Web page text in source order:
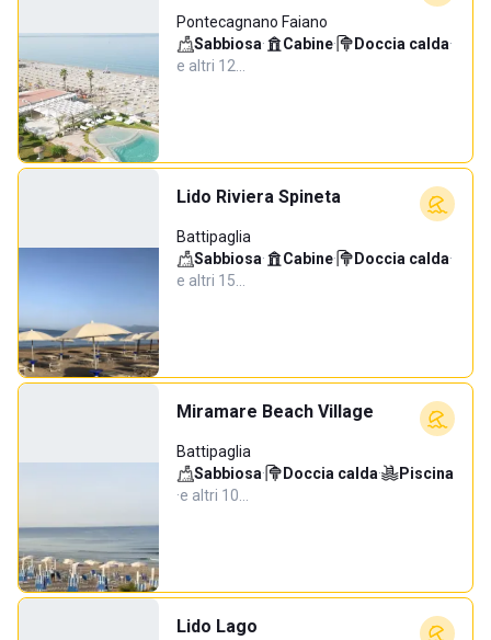
Pontecagnano Faiano
Sabbiosa· Cabine· Doccia calda·
e altri 12…
Lido Riviera Spineta
Battipaglia
Sabbiosa· Cabine· Doccia calda·
e altri 15…
Miramare Beach Village
Battipaglia
Sabbiosa· Doccia calda·
Piscina
·e altri 10…
Lido Lago